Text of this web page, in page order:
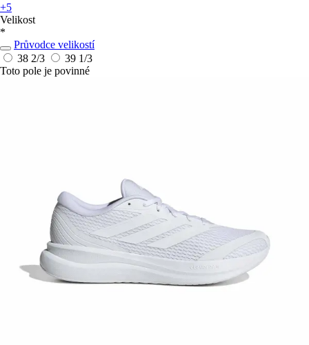
+5
Velikost
*
Průvodce velikostí
38 2/3
39 1/3
Toto pole je povinné